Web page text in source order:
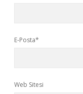
E-Posta*
Web Sitesi